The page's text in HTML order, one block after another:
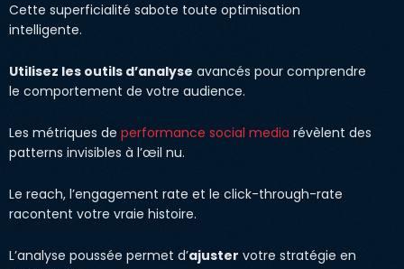
Cette superficialité sabote toute optimisation
intelligente.
Utilisez les outils d’analyse avancés pour comprendre
le comportement de votre audience.
Les métriques de performance social media révèlent des
patterns invisibles à l’œil nu.
Le reach, l’engagement rate et le click-through-rate
racontent votre vraie histoire.
L’analyse poussée permet d’ajuster votre stratégie en